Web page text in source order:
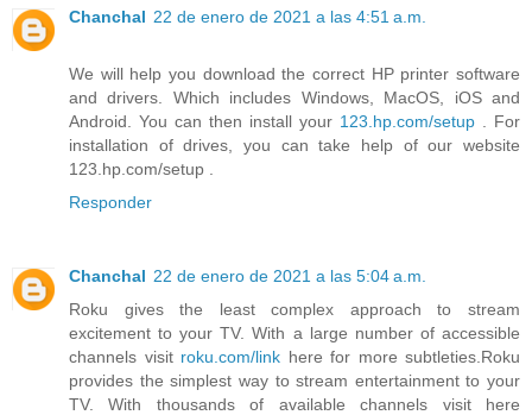
Chanchal 22 de enero de 2021 a las 4:51 a.m.
We will help you download the correct HP printer software
and drivers. Which includes Windows, MacOS, iOS and
Android. You can then install your 123.hp.com/setup . For
installation of drives, you can take help of our website
123.hp.com/setup .
Responder
Chanchal 22 de enero de 2021 a las 5:04 a.m.
Roku gives the least complex approach to stream
excitement to your TV. With a large number of accessible
channels visit roku.com/link here for more subtleties.Roku
provides the simplest way to stream entertainment to your
TV. With thousands of available channels visit here